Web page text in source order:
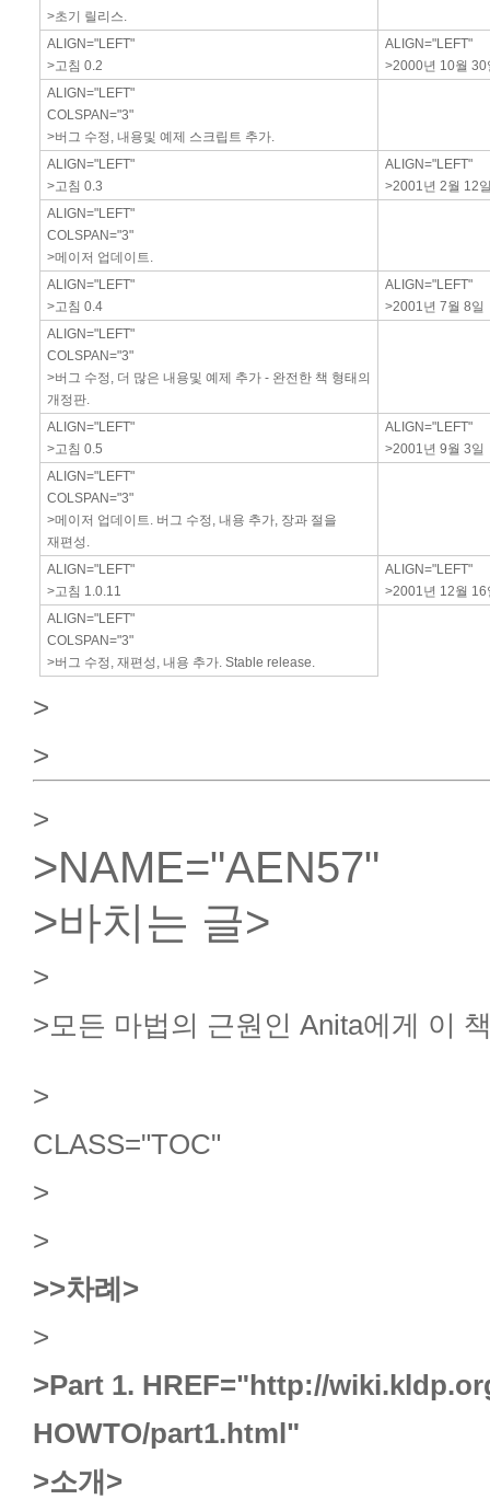
>초기 릴리스.
ALIGN="LEFT"
>고침 0.2
ALIGN="LEFT"
>2000년 10월 30
ALIGN="LEFT"
COLSPAN="3"
>버그 수정, 내용및 예제 스크립트 추가.
ALIGN="LEFT"
>고침 0.3
ALIGN="LEFT"
>2001년 2월 12
ALIGN="LEFT"
COLSPAN="3"
>메이저 업데이트.
ALIGN="LEFT"
>고침 0.4
ALIGN="LEFT"
>2001년 7월 8일
ALIGN="LEFT"
COLSPAN="3"
>버그 수정, 더 많은 내용및 예제 추가 - 완전한 책 형태의
개정판.
ALIGN="LEFT"
>고침 0.5
ALIGN="LEFT"
>2001년 9월 3일
ALIGN="LEFT"
COLSPAN="3"
>메이저 업데이트. 버그 수정, 내용 추가, 장과 절을
재편성.
ALIGN="LEFT"
>고침 1.0.11
ALIGN="LEFT"
>2001년 12월 16
ALIGN="LEFT"
COLSPAN="3"
>버그 수정, 재편성, 내용 추가. Stable release.
>
>
>
>NAME="AEN57"
>바치는 글>
>
>모든 마법의 근원인 Anita에게 이
>
CLASS="TOC"
>
>
>>차례 >
>
>Part 1. HREF="http://
HOWTO/part1.html"
>소개 >